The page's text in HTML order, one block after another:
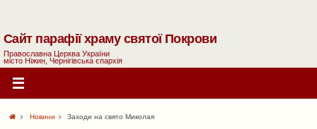
Сайт парафії храму святої Покрови
Православна Церква України
місто Ніжин, Чернігівська єпархія
Новини Заходи на свято Миколая